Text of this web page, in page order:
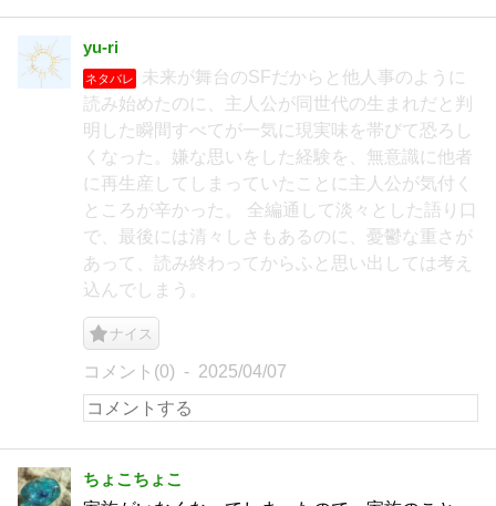
yu-ri
ネタバレ
未来が舞台のSFだからと他人事のように
読み始めたのに、主人公が同世代の生まれだと判
明した瞬間すべてが一気に現実味を帯びて恐ろし
くなった。嫌な思いをした経験を、無意識に他者
に再生産してしまっていたことに主人公が気付く
ところが辛かった。 全編通して淡々とした語り口
で、最後には清々しさもあるのに、憂鬱な重さが
あって、読み終わってからふと思い出しては考え
込んでしまう。
ナイス
コメント(0) 2025/04/07
ちょこちょこ